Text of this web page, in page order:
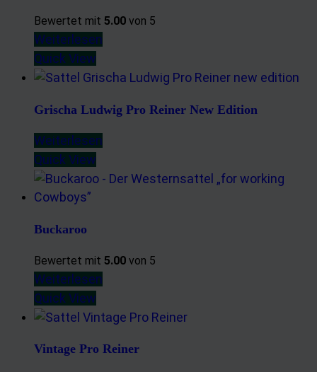
Bewertet mit 5.00 von 5
Weiterlesen
Quick View
Grischa Ludwig Pro Reiner New Edition
Weiterlesen
Quick View
Buckaroo
Bewertet mit 5.00 von 5
Weiterlesen
Quick View
Vintage Pro Reiner